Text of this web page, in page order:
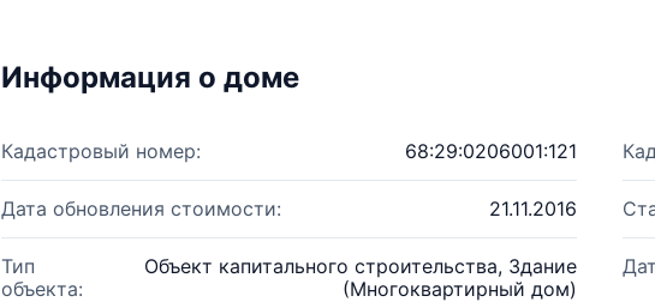
Информация о доме
Кадастровый номер: 68:29:0206001:121
Дата обновления стоимости: 21.11.2016
Тип
объекта:
Объект капитального строительства, Здание
(Многоквартирный дом)